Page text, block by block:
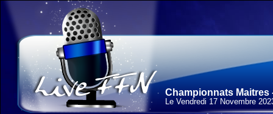
Championnats Maitres
Le Vendredi 17 Novembre